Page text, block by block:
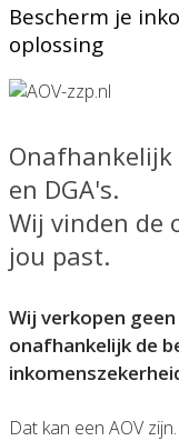
Bescherm je
oplossing
Onafhankelijk
en DGA's.
Wij vinden de
jou past.
Wij verkopen
onafhankelijk de
Dat kan een AOV